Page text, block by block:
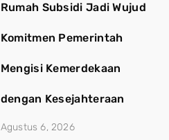
Rumah Subsidi Jadi Wujud
Komitmen Pemerintah
Mengisi Kemerdekaan
dengan Kesejahteraan
Agustus 6, 2026